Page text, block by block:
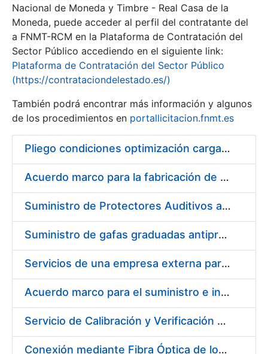
Show/Hide
Nacional de Moneda y Timbre - Real Casa de la
Moneda, puede acceder al perfil del contratante del
a FNMT-RCM en la Plataforma de Contratación del
Sector Público accediendo en el siguiente link:
Plataforma de Contratación del Sector Público
(https://contrataciondelestado.es/)
También podrá encontrar más información y algunos
de los procedimientos en portallicitacion.fnmt.es
Pliego condiciones optimización cargas compras firmado
Acuerdo marco para la fabricación de piezas
Suministro de Protectores Auditivos a medida para las personas trabajadoras de los Centros de Trabajo de Madrid y Burgos
Suministro de gafas graduadas antiproyecciones para los trabajadores de la FNMT-RCM en los centros de trabajo de Madrid y Burgos
Servicios de una empresa externa para el asesoramiento y resolución de los recursos de alzada que se presentan relacionados con procesos de selección para la FNMT-RCM
Acuerdo marco para el suministro e instalación de persianas, estores y otros complementos
Servicio de Calibración y Verificación Externa de los Equipos de Medición del Servicio de Prevención de la FNMT-RCM
Conexión mediante Fibra Óptica de los Centros de Proceso de Datos (CPDs) de las sedes de la FNMT-RCM de Burgos y Madrid